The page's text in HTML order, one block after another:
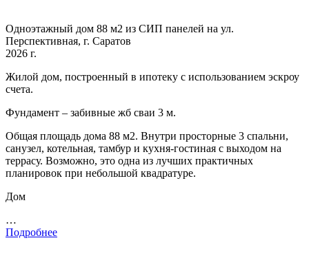
Одноэтажный дом 88 м2 из СИП панелей на ул.
Перспективная, г. Саратов
2026 г.
Жилой дом, построенный в ипотеку с использованием эскроу
счета.
Фундамент – забивные жб сваи 3 м.
Общая площадь дома 88 м2. Внутри просторные 3 спальни,
санузел, котельная, тамбур и кухня-гостиная с выходом на
террасу. Возможно, это одна из лучших практичных
планировок при небольшой квадратуре.
Дом
…
Подробнее